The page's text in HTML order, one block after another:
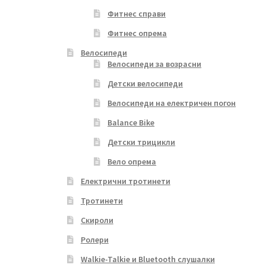
Фитнес справи
Фитнес опрема
Велосипеди
Велосипеди за возрасни
Детски велосипеди
Велосипеди на електричен погон
Balance Bike
Детски трицикли
Вело опрема
Електрични тротинети
Тротинети
Скироли
Ролери
Walkie-Talkie и Bluetooth слушалки